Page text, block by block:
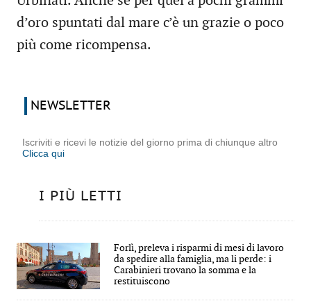
d’oro spuntati dal mare c’è un grazie o poco
più come ricompensa.
NEWSLETTER
Iscriviti e ricevi le notizie del giorno prima di chiunque altro
Clicca qui
I PIÙ LETTI
Forlì, preleva i risparmi di mesi di lavoro
da spedire alla famiglia, ma li perde: i
Carabinieri trovano la somma e la
restituiscono